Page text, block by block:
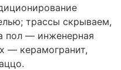
трассы скрываем,
пол — инженерная
— керамогранит,